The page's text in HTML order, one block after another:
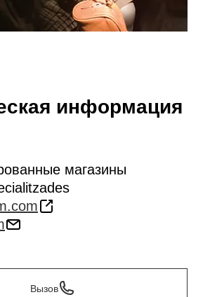
информация
магазины
Вызов